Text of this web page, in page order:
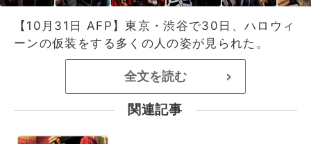
【10月31日 AFP】東京・渋谷で30日、ハロウィ
ーンの仮装をする多くの人の姿が見られた。
全文を読む >
関連記事